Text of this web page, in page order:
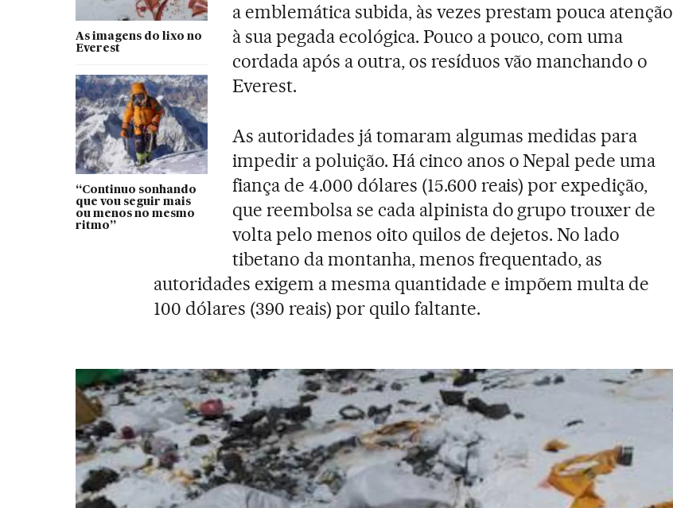
As imagens do lixo no
Everest
“Continuo sonhando
que vou seguir mais
ou menos no mesmo
ritmo”
a emblemática subida, às vezes prestam pouca atenção
à sua pegada ecológica. Pouco a pouco, com uma
cordada após a outra, os resíduos vão manchando o
Everest.
As autoridades já tomaram algumas medidas para
impedir a poluição. Há cinco anos o Nepal pede uma
fiança de 4.000 dólares (15.600 reais) por expedição,
que reembolsa se cada alpinista do grupo trouxer de
volta pelo menos oito quilos de dejetos. No lado
tibetano da montanha, menos frequentado, as
autoridades exigem a mesma quantidade e impõem multa de
100 dólares (390 reais) por quilo faltante.